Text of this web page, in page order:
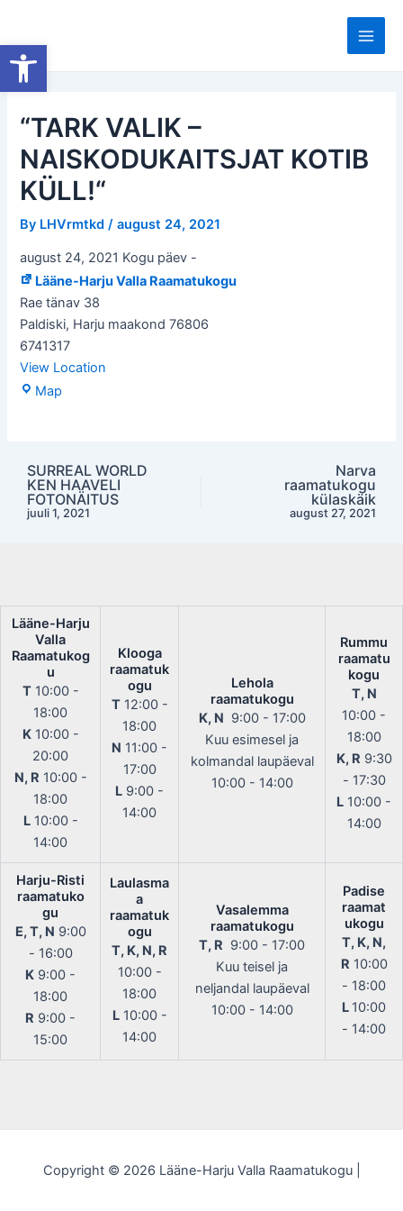
Open toolbar
content
Main
“TARK VALIK –
NAISKODUKAITSJAT KOTIB
KÜLL!“
By LHVrmtkd/august 24, 2021
august 24, 2021 Kogu päev -
Lääne-Harju Valla Raamatukogu
Rae tänav 38
Paldiski, Harju maakond 76806
6741317
View Location
Map
Post
navigation
SURREAL WORLD
KEN HAAVELI
FOTONÄITUS
juuli 1, 2021
Narva
raamatukogu
külaskäik
august 27, 2021
Lääne-Harju
Valla
Raamatukog
u
T10:00 -
18:00
K10:00 -
20:00
N, R 10:00 -
18:00
L10:00 -
14:00
Klooga
raamatuk
ogu
T12:00 -
18:00
N 11:00 -
17:00
L 9:00 -
14:00
Lehola
raamatukogu
K, N 9:00 - 17:00
Kuu esimesel ja
kolmandal laupäeval
10:00 - 14:00
Rummu
raamatu
kogu
T, N
10:00 -
18:00
K, R 9:30
- 17:30
L 10:00 -
14:00
Harju-Risti
raamatuko
gu
E, T, N 9:00
- 16:00
K 9:00 -
18:00
R 9:00 -
15:00
Laulasma
a
raamatuk
ogu
T, K, N, R
10:00 -
18:00
L10:00 -
14:00
Vasalemma
raamatukogu
T, R 9:00 - 17:00
Kuu teisel ja
neljandal laupäeval
10:00 - 14:00
Padise
raamat
ukogu
T, K, N,
R 10:00
- 18:00
L 10:00
- 14:00
Copyright © 2026 Lääne-Harju Valla Raamatukogu |